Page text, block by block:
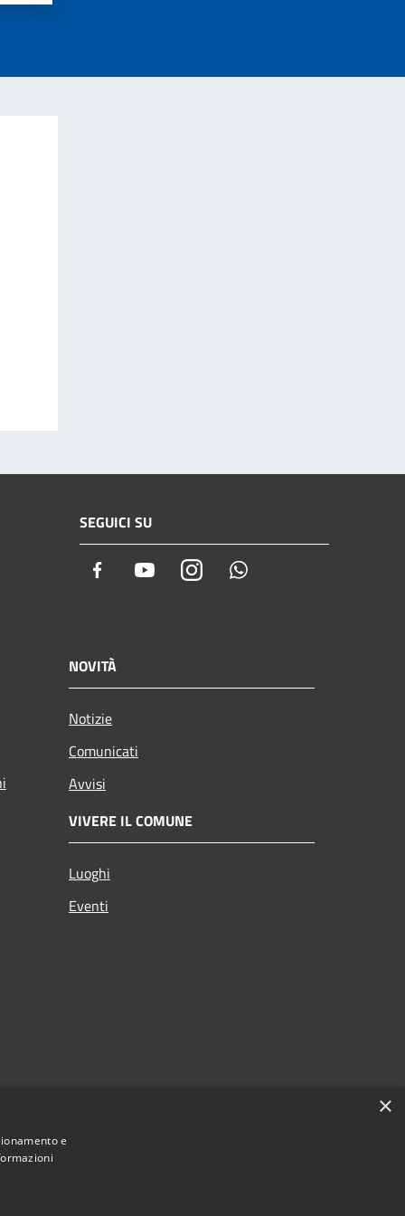
SEGUICI SU
Facebook YoutubeInstagram
NOVITÀ
Notizie
Comunicati
Avvisi
VIVERE IL COMUNE
Luoghi
Eventi
×
e